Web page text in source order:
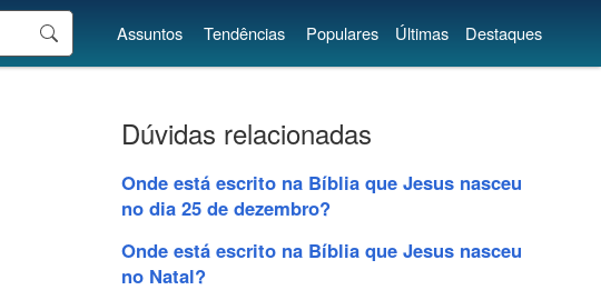
Assuntos Tendências Populares Últimas Destaques
Dúvidas relacionadas
Onde está escrito na Bíblia que Jesus nasceu
no dia 25 de dezembro?
Onde está escrito na Bíblia que Jesus nasceu
no Natal?